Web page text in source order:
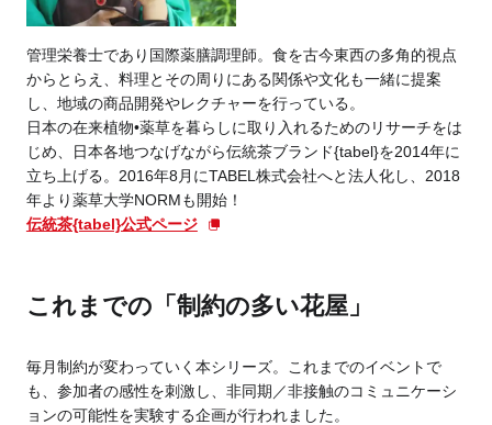
管理栄養士であり国際薬膳調理師。食を古今東西の多角的視点
からとらえ、料理とその周りにある関係や文化も一緒に提案
し、地域の商品開発やレクチャーを行っている。
日本の在来植物•薬草を暮らしに取り入れるためのリサーチをは
じめ、日本各地つなげながら伝統茶ブランド{tabel}を2014年に
立ち上げる。2016年8月にTABEL株式会社へと法人化し、2018
年より薬草大学NORMも開始！
伝統茶{tabel}公式ページ
これまでの「制約の多い花屋」
毎月制約が変わっていく本シリーズ。これまでのイベントで
も、参加者の感性を刺激し、非同期／非接触のコミュニケーシ
ョンの可能性を実験する企画が行われました。